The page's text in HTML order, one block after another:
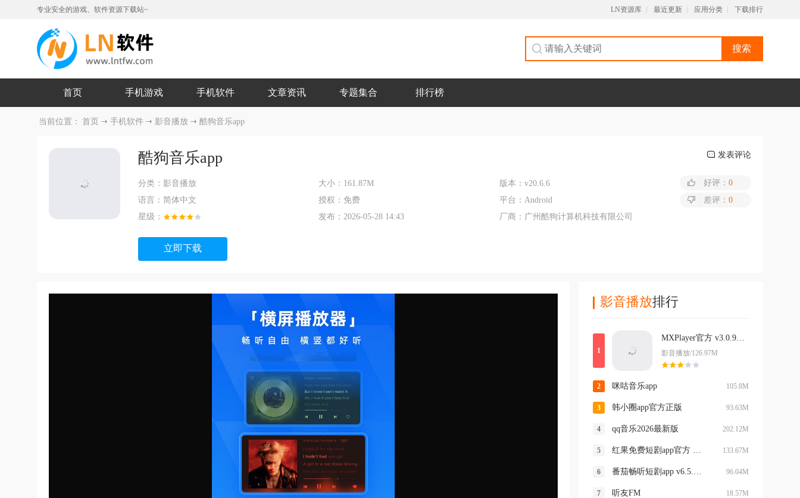
专业安全的游戏、软件资源下载站~ LN资源库 最近更新 应用分类 下载排行
搜索
首页 手机游戏 手机软件 文章资讯 专题集合 排行榜
当前位置： 首页 手机软件 影音播放 酷狗音乐app
酷狗音乐app 发表评论
分类： 影音播放 大小： 161.87M 版本： v20.6.6
语言： 简体中文 授权： 免费 平台： Android
星级：
发布：2026-05-28 14:43 厂商： 广州酷狗计算机科技有限公司
好评： 0
差评： 0
立即下载
影音播放排行
影音播放/126.97M
咪咕音乐app 105.8M
韩小圈app官方正版 93.63M
qq音乐2026最新版 202.12M
红果免费短剧app官方 v7.2.7.32最新版 133.67M
番茄畅听短剧app v6.5.6.32 96.04M
听友FM 18.57M